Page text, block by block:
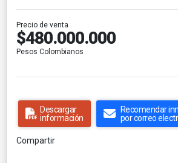
Precio de venta
$480.000.000
Pesos Colombianos
Descargar
información
Recomendar
por correo
Compartir